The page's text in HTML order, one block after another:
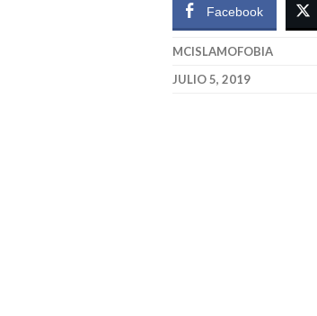
Facebook
MCISLAMOFOBIA
JULIO 5, 2019